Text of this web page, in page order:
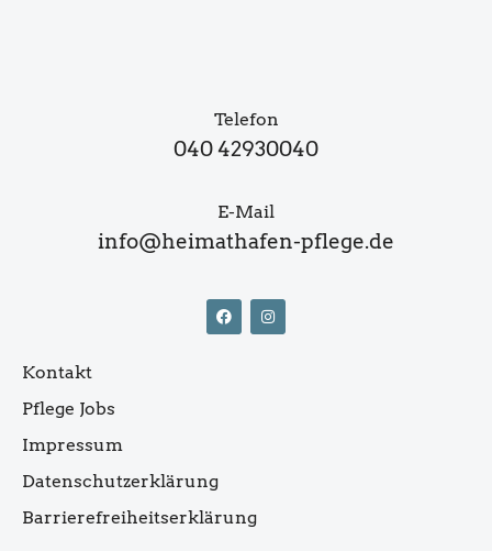
Telefon
040 42930040
E-Mail
info@heimathafen-pflege.de
Kontakt
Pflege Jobs
Impressum
Datenschutzerklärung
Barrierefreiheitserklärung